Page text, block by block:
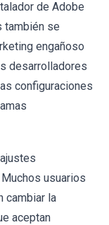
de Adobe
también se
engañoso
desarrolladores
configuraciones
usuarios
cambiar la
aceptan